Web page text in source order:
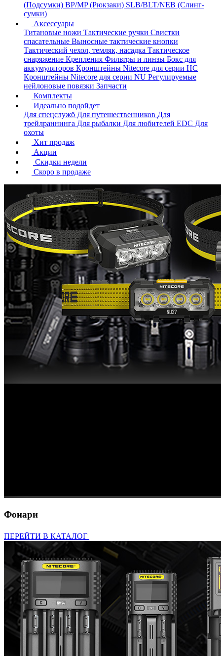
(Подсумки) BP/MP (Рюкзаки) SLB/BLT/NEB (Слинг-
сумки)
Аксессуары
Титановые ножи Тактические ручки Свистки
спасательные Выносные тактические кнопки
Тактический чехол, темляк, насадка Тактическое
снаряжение Крепления Фильтры и линзы Бокс для
аккумуляторов Кронштейны Nitecore для серии HС
Кронштейны Nitecore для серии NU Регулируемые
нейлоновые повязки Запчасти
Комплекты
Идеально подойдет
Для спецслужб Для путешественников Для
трейлраннинга Для рыбалки Для любителей EDC Для
охоты
Хит продаж
Акции
Скидки недели
Скоро в продаже
Фонари
ПЕРЕЙТИ В КАТАЛОГ